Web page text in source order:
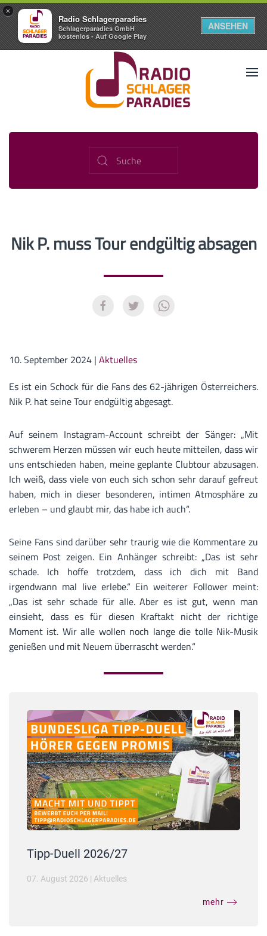
×
Radio Schlagerparadies
Schlagerparadies GmbH
kostenlos - Auf Google Play
ANSEHEN
Nik P. muss Tour endgültig absagen
10. September 2024 | Aktuelles
Es ist ein Schock für die Fans des 62-jährigen Österreichers.
Nik P. hat seine Tour endgültig abgesagt.
Auf seinem Instagram-Account schreibt der Sänger: „Mit
schwerem Herzen müssen wir euch heute mitteilen, dass wir
uns entschieden haben, meine geplante Clubtour abzusagen.
Ich weiß, dass viele von euch sich schon sehr darauf gefreut
haben, mich in dieser besonderen, intimen Atmosphäre zu
erleben – und glaubt mir, das habe ich auch“.
Seine Fans sind darüber sehr traurig wie die Kommentare zu
seinem Post zeigen. Ein Anhänger schreibt: „Das ist sehr
schade. Ich hoffe trotzdem, dass ich dich mit Band
irgendwann mal live erlebe.“ Ein weiterer Follower meint:
„Das ist sehr schade für alle. Aber es ist gut, wenn man
einsieht, dass es für diesen Kraftakt nicht der richtige
Moment ist. Wir alle wollen noch lange die tolle Nik-Musik
genießen und mit Neuem überrascht werden.“
Tipp-Duell 2026/27
07. August 2026 | Aktuelles
mehr